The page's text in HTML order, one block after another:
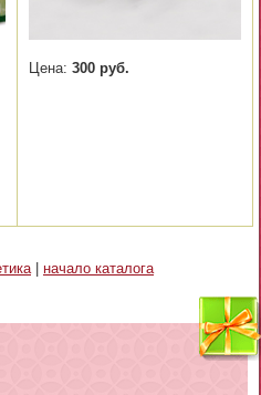
Цена: 300 руб.
| начало каталога